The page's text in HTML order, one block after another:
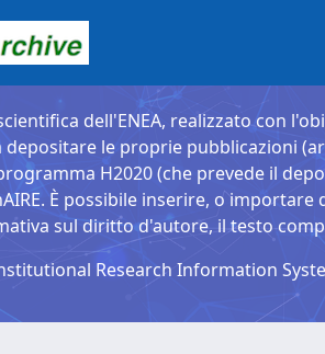
dell'ENEA, realizzato con
depositare le proprie pubblicazioni
H2020 (che prevede il
È possibile inserire, o
sul diritto d'autore, il testo
Research Information